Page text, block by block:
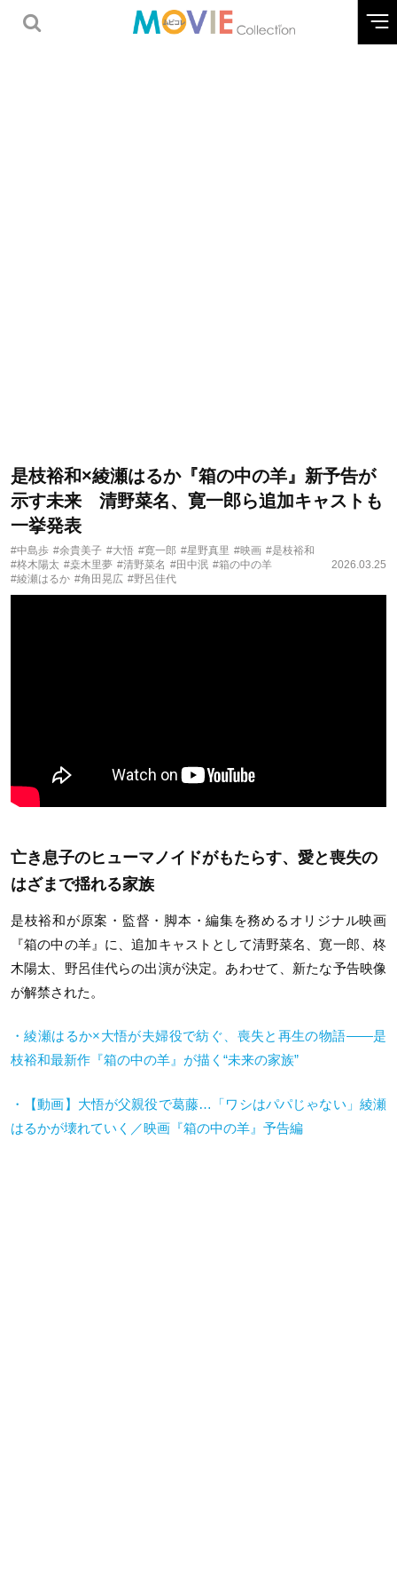
是枝裕和×綾瀬はるか『箱の中の羊』新予告が
示す未来 清野菜名、寛一郎ら追加キャストも
一挙発表
#中島歩 #余貴美子 #大悟 #寛一郎 #星野真里 #映画 #是枝裕和
#柊木陽太 #桒木里夢 #清野菜名 #田中泯 #箱の中の羊
#綾瀬はるか #角田晃広 #野呂佳代
2026.03.25
亡き息子のヒューマノイドがもたらす、愛と喪失の
はざまで揺れる家族
是枝裕和が原案・監督・脚本・編集を務めるオリジナル映画
『箱の中の羊』に、追加キャストとして清野菜名、寛一郎、柊
木陽太、野呂佳代らの出演が決定。あわせて、新たな予告映像
が解禁された。
・綾瀬はるか×大悟が夫婦役で紡ぐ、喪失と再生の物語——是
枝裕和最新作『箱の中の羊』が描く“未来の家族”
・【動画】大悟が父親役で葛藤…
「ワシはパパじゃない」綾瀬
はるかが壊れていく／映画『箱の中の羊』予告編